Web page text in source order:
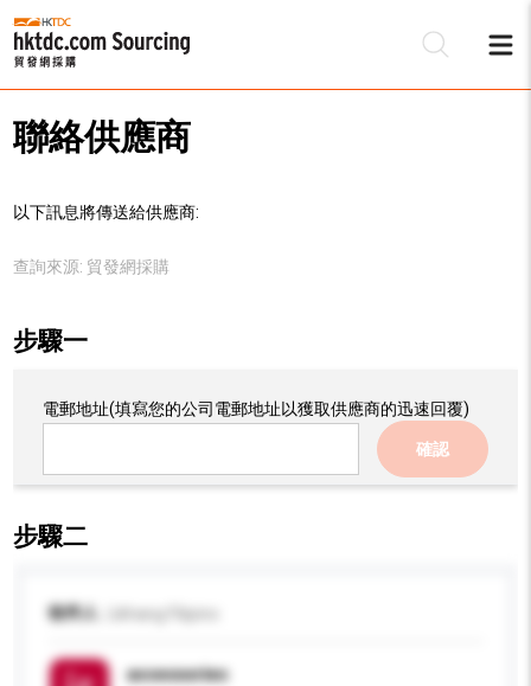
聯絡供應商
以下訊息將傳送給供應商:
查詢來源: 貿發網採購
步驟一
電郵地址(填寫您的公司電郵地址以獲取供應商的迅速回覆)
確認
步驟二
收件人
accessories